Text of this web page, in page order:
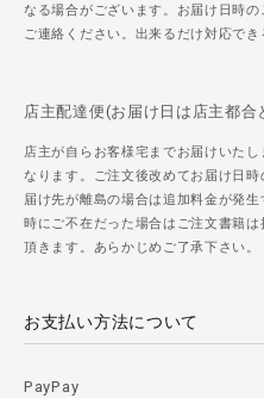
なる場合がございます。お届け日時
ご連絡ください。出来るだけ対応で
店主配達便(お届け日は店主都合
店主が自らお客様宅までお届けいた
なります。ご注文後改めてお届け日
届け先が離島の場合は追加料金が発
時にご不在だった場合はご注文書籍
頂きます。あらかじめご了承下さい。
お支払い方法について
PayPay